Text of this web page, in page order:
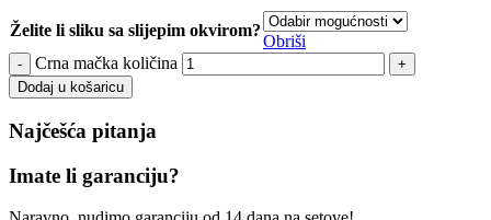
Želite li sliku sa slijepim okvirom?
Obriši
Crna mačka količina
Dodaj u košaricu
Najčešća pitanja
Imate li garanciju?